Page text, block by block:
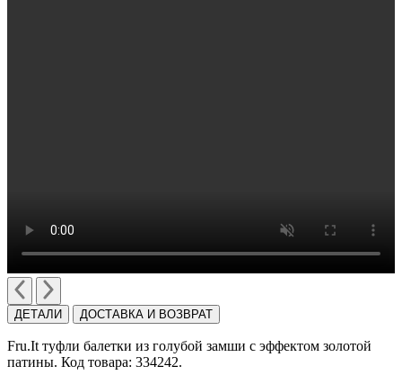
ДЕТАЛИ ДОСТАВКА И ВОЗВРАТ
Fru.It туфли балетки из голубой замши с эффектом золотой
патины. Код товара: 334242.